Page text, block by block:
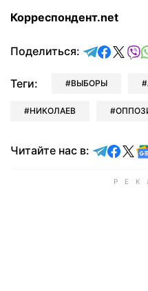
Корреспондент.net
Поделиться:
Теги: ВЫБОРЫ
НИКОЛАЕВ
Читайте нас в: